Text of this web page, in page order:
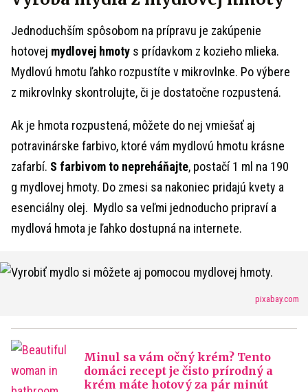
Jednoduchším spôsobom na prípravu je zakúpenie
hotovej mydlovej hmoty s prídavkom z kozieho mlieka.
Mydlovú hmotu ľahko rozpustíte v mikrovlnke. Po výbere
z mikrovlnky skontrolujte, či je dostatočne rozpustená.
Ak je hmota rozpustená, môžete do nej vmiešať aj
potravinárske farbivo, ktoré vám mydlovú hmotu krásne
zafarbí. S farbivom to nepreháňajte, postačí 1 ml na 190
g mydlovej hmoty. Do zmesi sa nakoniec pridajú kvety a
esenciálny olej. Mydlo sa veľmi jednoducho pripraví a
mydlová hmota je ľahko dostupná na internete.
pixabay.com
Minul sa vám očný krém? Tento
domáci recept je čisto prírodný a
krém máte hotový za pár minút